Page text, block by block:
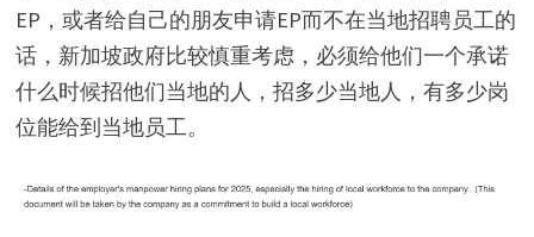
EP，或者给自己的朋友申请EP而不在当地招聘员工的
话，新加坡政府比较慎重考虑，必须给他们一个承诺
什么时候招他们当地的人，招多少当地人，有多少岗
位能给到当地员工。